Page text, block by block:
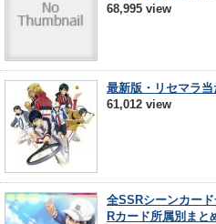
68,995 view
最新版・リセマラ
61,012 view
全SSRシーンカー
Rカード所属別ま